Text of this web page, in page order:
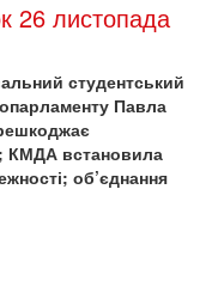
26 листопада
студентський
Павла
КМДА встановила
об’єднання